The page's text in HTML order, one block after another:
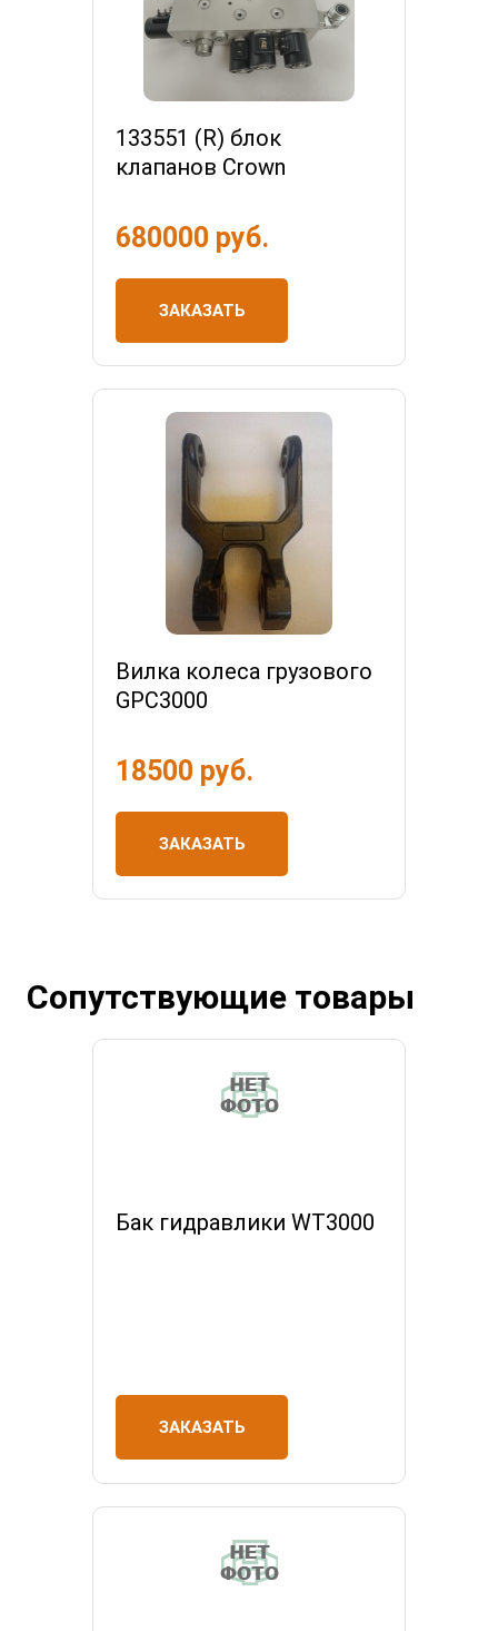
133551 (R) блок
клапанов Crown
680000 руб.
ЗАКАЗАТЬ
Вилка колеса грузового
GPC3000
18500 руб.
ЗАКАЗАТЬ
Сопутствующие товары
Бак гидравлики WT3000
ЗАКАЗАТЬ